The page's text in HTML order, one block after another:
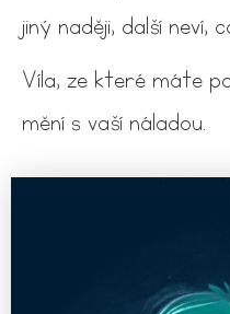
jiný naději, další neví,
Víla, ze které máte
mění s vaší náladou.